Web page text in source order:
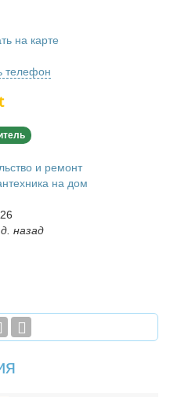
на карте
телефон
и ремонт
на дом
назад